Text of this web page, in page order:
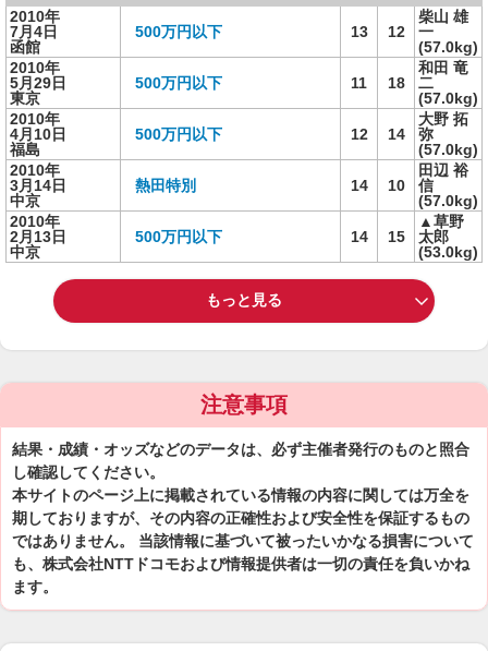
2010年
7月4日
函館
500万円以下 13 12
柴山 雄
一
(57.0kg)
2010年
5月29日
東京
500万円以下 11 18
和田 竜
二
(57.0kg)
2010年
4月10日
福島
500万円以下 12 14
大野 拓
弥
(57.0kg)
2010年
3月14日
中京
熱田特別 14 10
田辺 裕
信
(57.0kg)
2010年
2月13日
中京
500万円以下 14 15
▲草野
太郎
(53.0kg)
もっと見る
注意事項
結果・成績・オッズなどのデータは、必ず主催者発行のものと照合
し確認してください。
本サイトのページ上に掲載されている情報の内容に関しては万全を
期しておりますが、その内容の正確性および安全性を保証するもの
ではありません。 当該情報に基づいて被ったいかなる損害について
も、株式会社NTTドコモおよび情報提供者は一切の責任を負いかね
ます。